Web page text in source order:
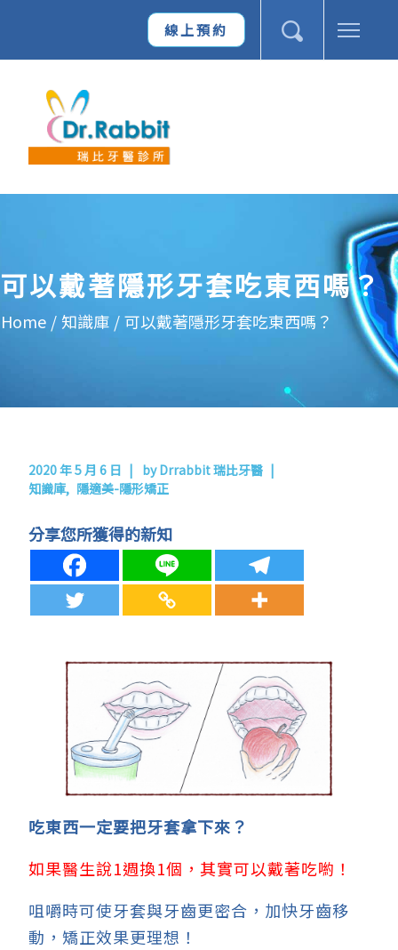
線上預約
可以戴著隱形牙套吃東西嗎？
Home / 知識庫 /可以戴著隱形牙套吃東西嗎？
2020 年 5 月 6 日 byDrrabbit 瑞比牙醫
知識庫
隱適美-隱形矯正
分享您所獲得的新知
吃東西一定要把牙套拿下來？
如果醫生說1週換1個，其實可以戴著吃喲！
咀嚼時可使牙套與牙齒更密合， 加快牙齒移
動，矯正效果更理想！